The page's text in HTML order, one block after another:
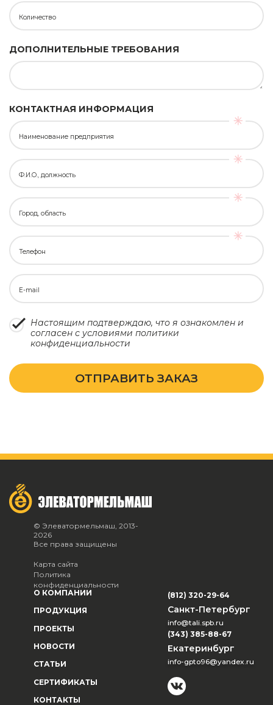
Количество
ДОПОЛНИТЕЛЬНЫЕ ТРЕБОВАНИЯ
КОНТАКТНАЯ ИНФОРМАЦИЯ
Наименование предприятия
Ф.И.О., должность
Город, область
Телефон
E-mail
Настоящим подтверждаю, что я ознакомлен и
согласен с условиями политики
конфиденциальности
ОТПРАВИТЬ ЗАКАЗ
© Элеватормельмаш, 2013-
2026
Все права защищены
Карта сайта
Политика
конфиденциальности
О КОМПАНИИ
ПРОДУКЦИЯ
ПРОЕКТЫ
НОВОСТИ
СТАТЬИ
СЕРТИФИКАТЫ
КОНТАКТЫ
(812) 320-29-64
Санкт-Петербург
info@tali.spb.ru
(343) 385-88-67
Екатеринбург
info-gpto96@yandex.ru